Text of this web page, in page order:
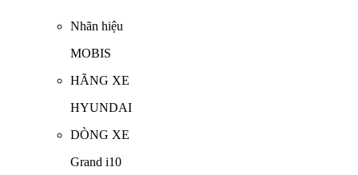
Nhãn hiệu
MOBIS
HÃNG XE
HYUNDAI
DÒNG XE
Grand i10